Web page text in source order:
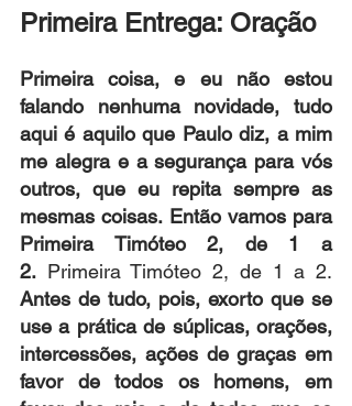
Primeira Entrega: Oração
Primeira coisa, e eu não estou
falando nenhuma novidade, tudo
aqui é aquilo que Paulo diz, a mim
me alegra e a segurança para vós
outros, que eu repita sempre as
mesmas coisas. Então vamos para
Primeira Timóteo 2, de 1 a
2.
Antes de tudo, pois, exorto que se
use a prática de súplicas, orações,
intercessões, ações de graças em
favor de todos os homens, em